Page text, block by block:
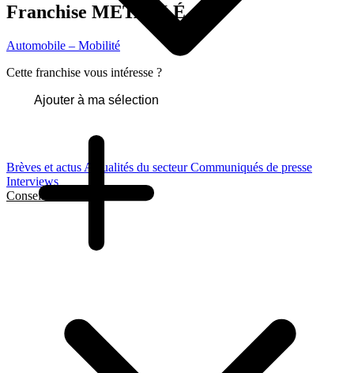
Brèves et actus Actualités du secteurCommuniqués de presse
Interviews
Conseils et Guides
Franchise METACLÉ
Automobile – Mobilité
Cette franchise vous intéresse ?
Ajouter à ma sélection